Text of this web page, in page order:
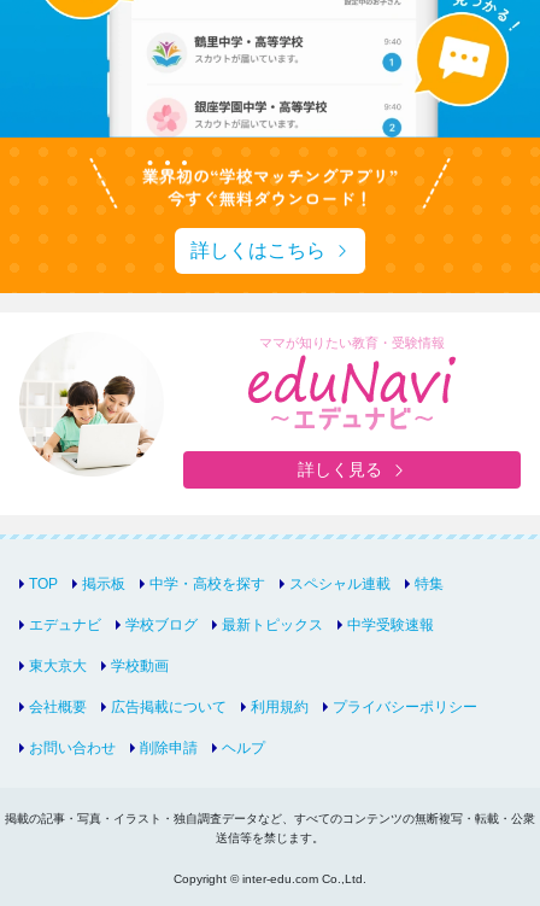
詳しくはこちら
ママが知りたい教育・受験情報
詳しく見る
TOP 掲示板 中学・高校を探す スペシャル連載 特集
エデュナビ 学校ブログ 最新トピックス 中学受験速報
東大京大 学校動画
会社概要 広告掲載について 利用規約 プライバシーポリシー
お問い合わせ 削除申請 ヘルプ
掲載の記事・写真・イラスト・独自調査データなど、すべてのコンテンツの無断複写・転載・公衆
送信等を禁じます。
Copyright © inter-edu.com Co.,Ltd.